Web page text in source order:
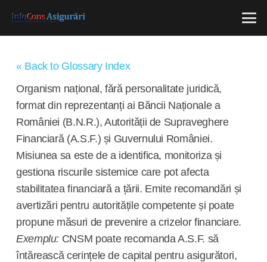
« Back to Glossary Index
Organism național, fără personalitate juridică,
format din reprezentanți ai Băncii Naționale a
României (B.N.R.), Autorității de Supraveghere
Financiară (A.S.F.) și Guvernului României.
Misiunea sa este de a identifica, monitoriza și
gestiona riscurile sistemice care pot afecta
stabilitatea financiară a țării. Emite recomandări și
avertizări pentru autoritățile competente și poate
propune măsuri de prevenire a crizelor financiare.
Exemplu: CNSM poate recomanda A.S.F. să
întărească cerințele de capital pentru asigurători,